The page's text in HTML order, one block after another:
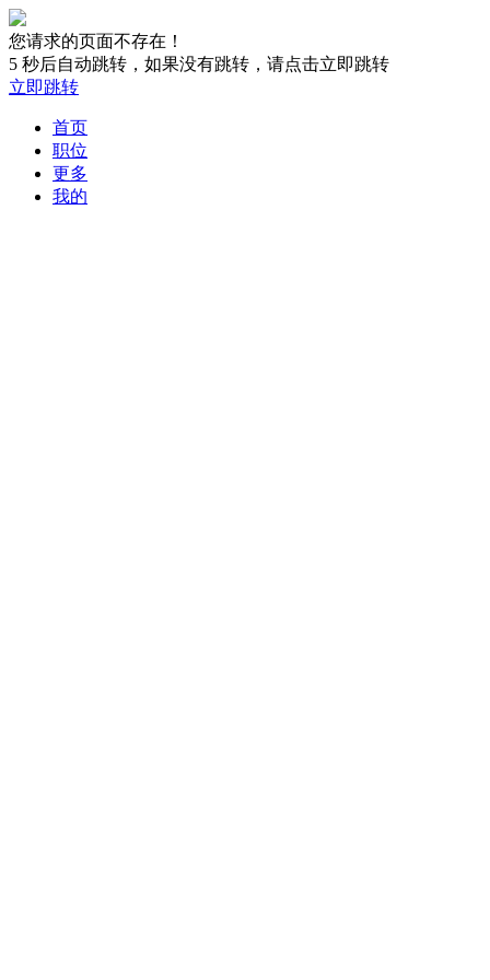
您请求的页面不存在！
5 秒后自动跳转，如果没有跳转，请点击立即跳转
立即跳转
首页
职位
更多
我的